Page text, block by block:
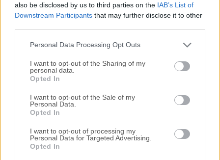
also be disclosed by us to third parties on the IAB’s List of
Downstream Participants that may further disclose it to other
Personal Data Processing Opt Outs
I want to opt-out of the Sharing of my
personal data.
Opted In
I want to opt-out of the Sale of my
Personal Data.
Opted In
I want to opt-out of processing my
Personal Data for Targeted Advertising.
Opted In
puede mantenerse fácilmente en contacto con sus fuentes
de noticias favoritas, recibir actualizaciones instantáneas
sobre el estado de sus suscripciones a blogs o galerías,
gestionar podcasts, disfrutar de conte...